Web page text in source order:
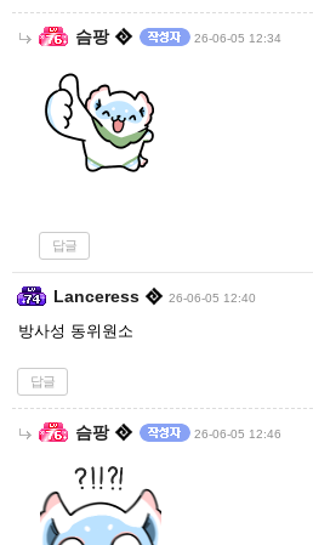
슴팡 26-06-05 12:34
답글
Lanceress 26-06-05 12:40
방사성 동위원소
답글
슴팡 26-06-05 12:46